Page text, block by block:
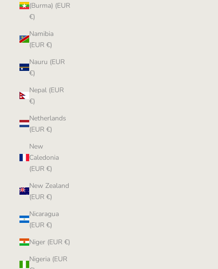
(Burma) (EUR
€)
Namibia
(EUR €)
Nauru (EUR
€)
Nepal (EUR
€)
Netherlands
(EUR €)
New
Caledonia
(EUR €)
New Zealand
(EUR €)
Nicaragua
(EUR €)
Niger (EUR €)
Nigeria (EUR